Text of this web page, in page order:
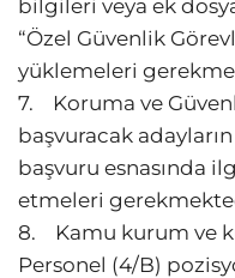
bilgileri veya ek
“Özel Güvenlik
yüklemeleri
7. Koruma ve
başvuracak
başvuru esnasında
etmeleri
8. Kamu kurum ve
Personel (4/B)